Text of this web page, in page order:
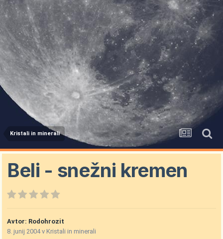
Kristali in minerali
Beli - snežni kremen
Avtor: Rodohrozit
8. junij 2004vKristali in minerali